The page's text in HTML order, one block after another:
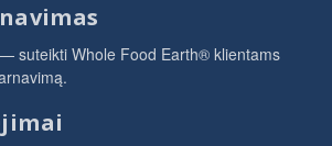
suteikti Whole Food Earth® klientams